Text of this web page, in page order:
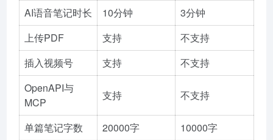
AI语音笔记时长
10分钟
3分钟
上传PDF
支持
不支持
插入视频号
支持
不支持
OpenAPI与
MCP
支持 不支持
单篇笔记字数 20000字
10000字